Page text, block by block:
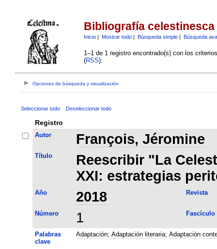
Bibliografía celestinesca
Inicio| Mostrar todo| Búsqueda simple| Búsqueda
1–1 de 1 registro encontrado(s) con los
(RSS):
Opciones de búsqueda y visualización
Seleccionar todo Deseleccionar todo
Registro
Autor François, Jéromine
Título
Reescribir "La
XXI: estrategias
Año 2018 Revista
Número 1 Fascículo
Palabras
clave
Adaptación; Adaptación literaria; Adaptación